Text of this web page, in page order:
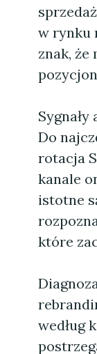
w rynku
znak,
Do
rotacja
kanale
istotne
które
według